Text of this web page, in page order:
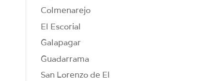
Colmenarejo
El Escorial
Galapagar
Guadarrama
San Lorenzo de El